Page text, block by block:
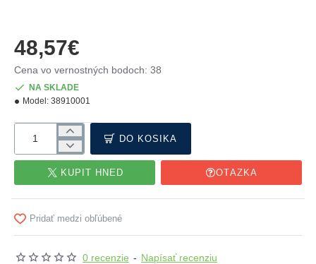
0 recenzie - Napísať recenziu
48,57€
Cena vo vernostných bodoch: 38
NA SKLADE
Model: 38910001
DO KOŠÍKA
KÚPIŤ HNEĎ OTÁZKA
Pridať medzi obľúbené